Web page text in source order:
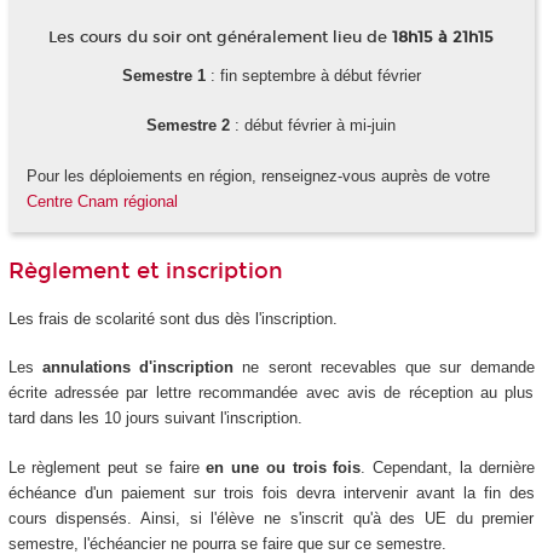
Les cours du soir ont généralement lieu de 18h15 à 21h15
Semestre 1: fin septembre à début février
Semestre 2 : début février à mi-juin
Pour les déploiements en région, renseignez-vous auprès de votre
Centre Cnam régional
Règlement et inscription
Les frais de scolarité sont dus dès l'inscription.
Les annulations d'inscription ne seront recevables que sur demande
écrite adressée par lettre recommandée avec avis de réception au plus
tard dans les 10 jours suivant l'inscription.
Le règlement peut se faireen une ou trois fois . Cependant, la dernière
échéance d'un paiement sur trois fois devra intervenir avant la fin des
cours dispensés. Ainsi, si l'élève ne s'inscrit qu'à des UE du premier
semestre, l'échéancier ne pourra se faire que sur ce semestre.